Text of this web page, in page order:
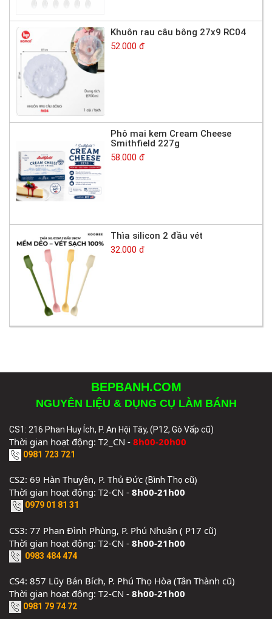
Khuôn rau câu bông 27x9 RC04
52.000 đ
Phô mai kem Cream Cheese
Smithfield 227g
58.000 đ
Thìa silicon 2 đầu vét
32.000 đ
BEPBANH.COM
NGUYÊN LIỆU & DỤNG CỤ LÀM BÁNH
CS1: 216 Phan Huy Ích, P. An Hội Tây, (P12, Gò Vấp cũ)
Thời gian hoạt động: T2_CN - 8h00-20h00
0981 723 721
CS2: 69 Hàn Thuyên, P. Thủ Đức (Bình Thọ cũ)
Thời gian hoạt động: T2-CN - 8h00-21h00
0979 01 81 31
CS3: 77 Phan Đình Phùng, P. Phú Nhuận ( P17 cũ)
Thời gian hoạt động: T2-CN - 8h00-21h00
0983 484 474
CS4: 857 Lũy Bán Bích, P. Phú Thọ Hòa (Tân Thành cũ)
Thời gian hoạt động: T2-CN - 8h00-21h00
0981 79 74 72